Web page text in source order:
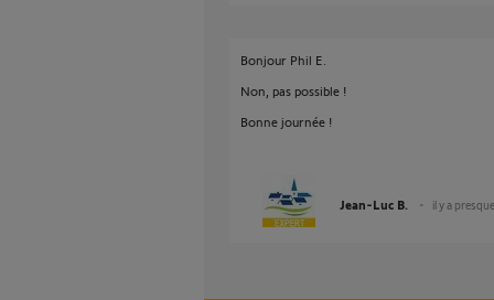
Bonjour Phil E.
Non, pas possible !
Bonne journée !
Jean-Luc B. il y a